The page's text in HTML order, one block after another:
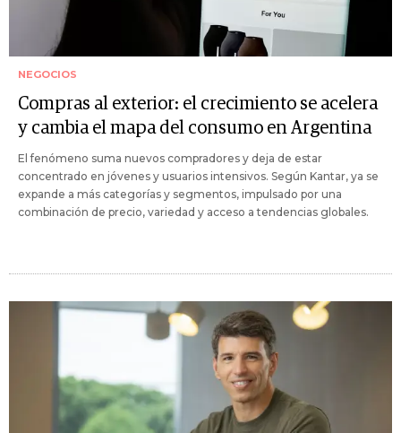
NEGOCIOS
Compras al exterior: el crecimiento se acelera
y cambia el mapa del consumo en Argentina
El fenómeno suma nuevos compradores y deja de estar
concentrado en jóvenes y usuarios intensivos. Según Kantar, ya se
expande a más categorías y segmentos, impulsado por una
combinación de precio, variedad y acceso a tendencias globales.